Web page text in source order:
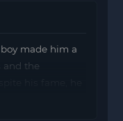
made him a
and the
him